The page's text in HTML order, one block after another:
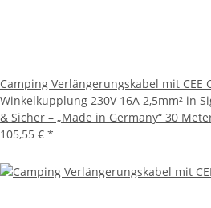
Camping Verlängerungskabel mit CEE
Winkelkupplung 230V 16A 2,5mm² in
& Sicher – „Made in Germany“ 30
105,55 € *